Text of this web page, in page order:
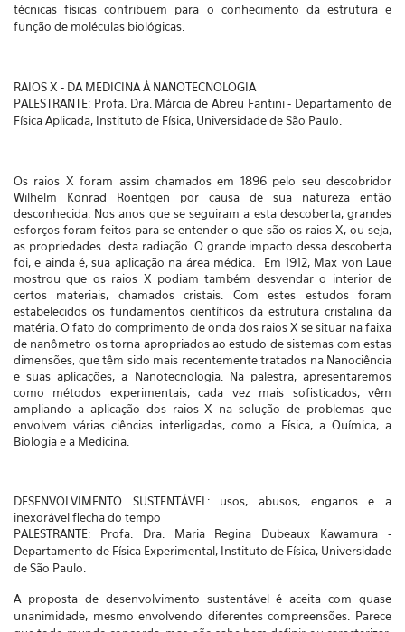
técnicas físicas contribuem para o conhecimento da estrutura e
função de moléculas biológicas.
RAIOS X - DA MEDICINA À NANOTECNOLOGIA
PALESTRANTE: Profa. Dra. Márcia de Abreu Fantini - Departamento de
Física Aplicada, Instituto de Física, Universidade de São Paulo.
Os raios X foram assim chamados em 1896 pelo seu descobridor
Wilhelm Konrad Roentgen por causa de sua natureza então
desconhecida. Nos anos que se seguiram a esta descoberta, grandes
esforços foram feitos para se entender o que são os raios-X, ou seja,
as propriedades desta radiação. O grande impacto dessa descoberta
foi, e ainda é, sua aplicação na área médica. Em 1912, Max von Laue
mostrou que os raios X podiam também desvendar o interior de
certos materiais, chamados cristais. Com estes estudos foram
estabelecidos os fundamentos científicos da estrutura cristalina da
matéria. O fato do comprimento de onda dos raios X se situar na faixa
de nanômetro os torna apropriados ao estudo de sistemas com estas
dimensões, que têm sido mais recentemente tratados na Nanociência
e suas aplicações, a Nanotecnologia. Na palestra, apresentaremos
como métodos experimentais, cada vez mais sofisticados, vêm
ampliando a aplicação dos raios X na solução de problemas que
envolvem várias ciências interligadas, como a Física, a Química, a
Biologia e a Medicina.
DESENVOLVIMENTO SUSTENTÁVEL: usos, abusos, enganos e a
inexorável flecha do tempo
PALESTRANTE: Profa. Dra. Maria Regina Dubeaux Kawamura -
Departamento de Física Experimental, Instituto de Física, Universidade
de São Paulo.
A proposta de desenvolvimento sustentável é aceita com quase
unanimidade, mesmo envolvendo diferentes compreensões. Parece